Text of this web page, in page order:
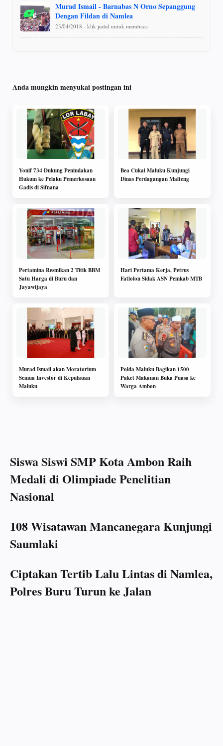
Murad Ismail - Barnabas N Orno Sepanggung
Dengan Fildan di Namlea
23/04/2018 - klik judul untuk membaca
Anda mungkin menyukai postingan ini
Yonif 734 Dukung Penindakan
Hukum ke Pelaku Pemerkosaan
Gadis di Sifnana
Bea Cukai Maluku Kunjungi
Dinas Perdagangan Malteng
Pertamina Resmikan 2 Titik BBM
Satu Harga di Buru dan
Jayawijaya
Hari Pertama Kerja, Petrus
Fatlolon Sidak ASN Pemkab MTB
Murad Ismail akan Moratorium
Semua Investor di Kepulauan
Maluku
Polda Maluku Bagikan 1500
Paket Makanan Buka Puasa ke
Warga Ambon
Siswa Siswi SMP Kota Ambon Raih
Medali di Olimpiade Penelitian
Nasional
108 Wisatawan Mancanegara Kunjungi
Saumlaki
Ciptakan Tertib Lalu Lintas di Namlea,
Polres Buru Turun ke Jalan